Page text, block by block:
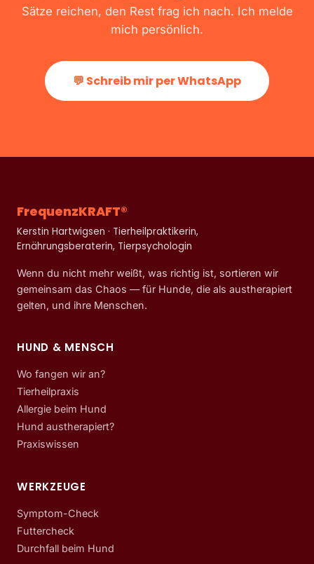
Sätze reichen, den Rest frag ich nach. Ich melde
mich persönlich.
💬 Schreib mir per WhatsApp
FrequenzKRAFT®
Kerstin Hartwigsen · Tierheilpraktikerin,
Ernährungsberaterin, Tierpsychologin
Wenn du nicht mehr weißt, was richtig ist, sortieren wir
gemeinsam das Chaos — für Hunde, die als austherapiert
gelten, und ihre Menschen.
HUND & MENSCH
Wo fangen wir an?
Tierheilpraxis
Allergie beim Hund
Hund austherapiert?
Praxiswissen
WERKZEUGE
Symptom-Check
Futtercheck
Durchfall beim Hund